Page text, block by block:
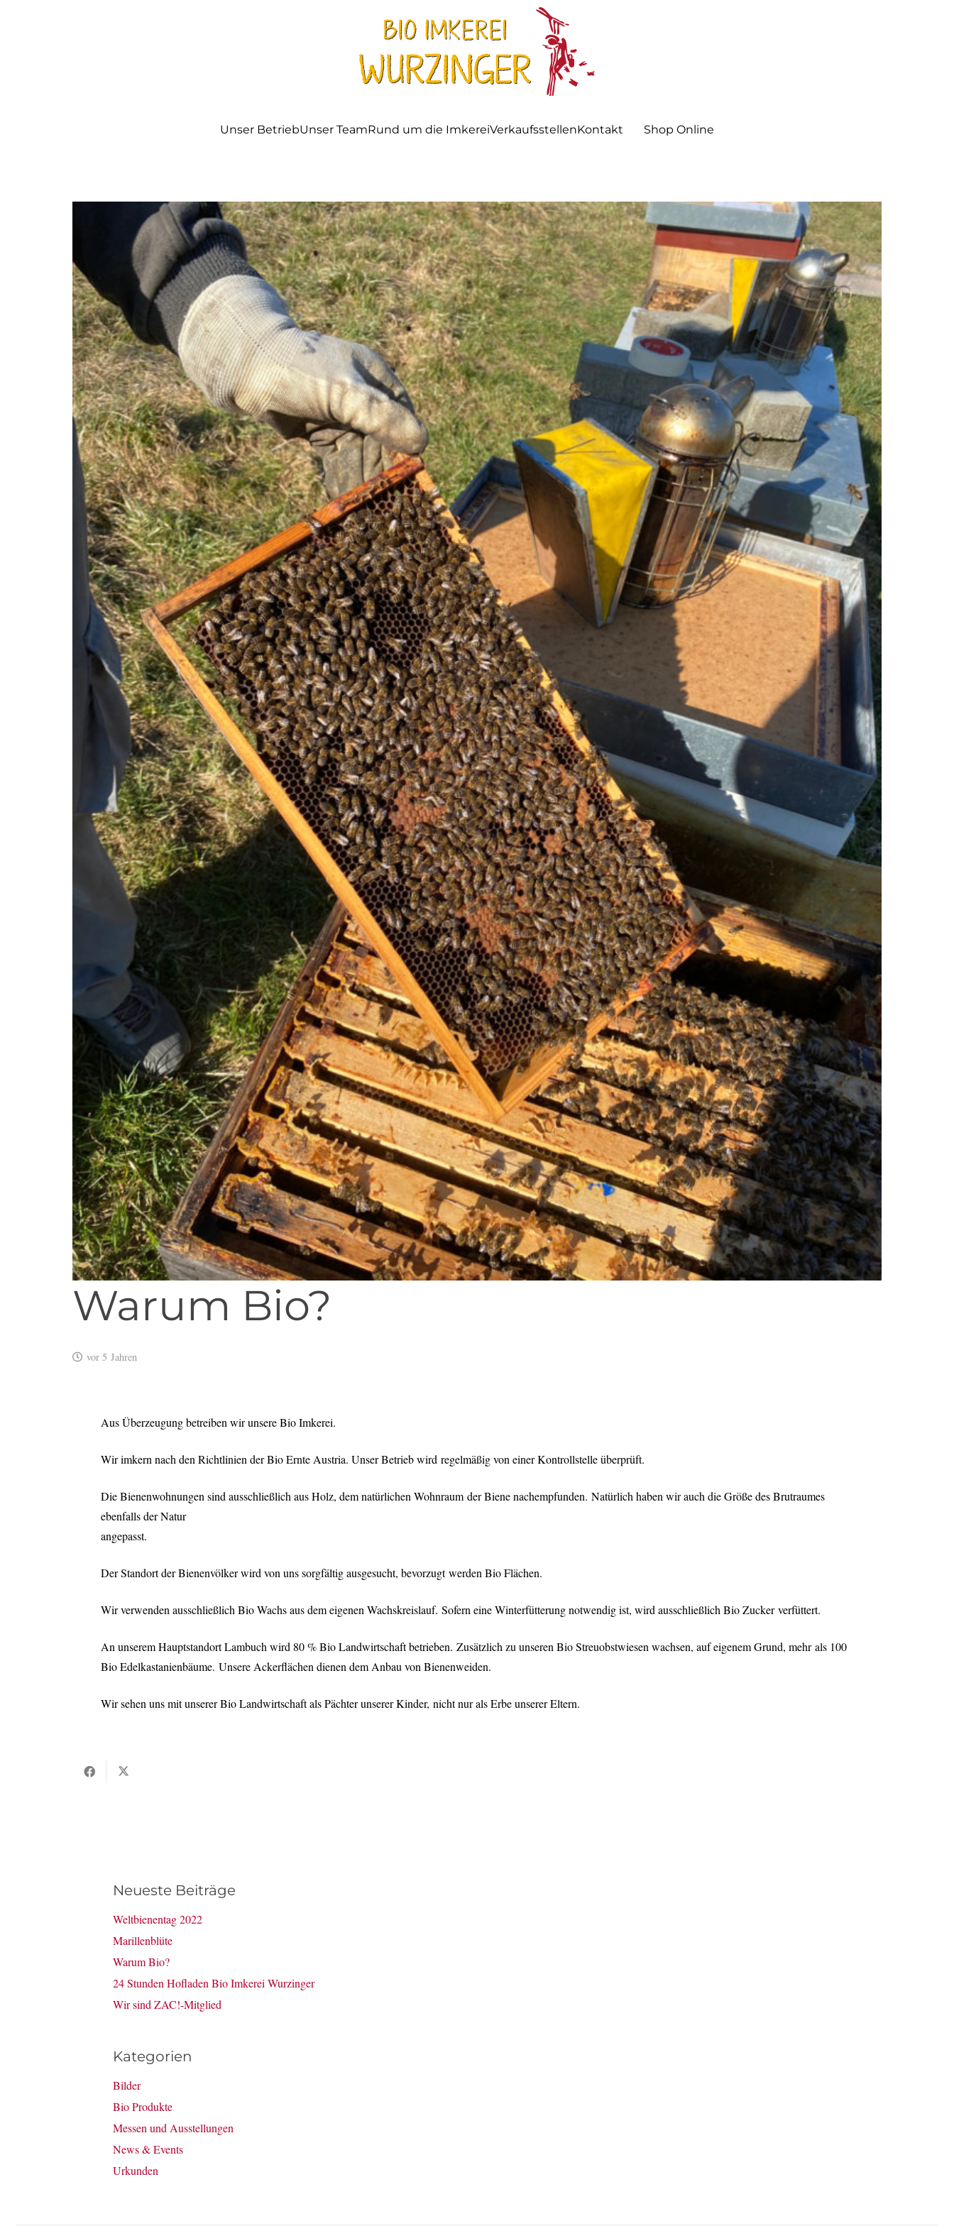
Unser BetriebUnser TeamRund um die ImkereiVerkaufsstellenKontakt Shop Online
Warum Bio?
vor 5 Jahren
Aus Überzeugung betreiben wir unsere Bio Imkerei.
Wir imkern nach den Richtlinien der Bio Ernte Austria. Unser Betrieb wird regelmäßig von einer Kontrollstelle überprüft.
Die Bienenwohnungen sind ausschließlich aus Holz, dem natürlichen Wohnraum der Biene nachempfunden. Natürlich haben wir auch die Größe des Brutraumes
ebenfalls der Natur
angepasst.
Der Standort der Bienenvölker wird von uns sorgfältig ausgesucht, bevorzugt werden Bio Flächen.
Wir verwenden ausschließlich Bio Wachs aus dem eigenen Wachskreislauf. Sofern eine Winterfütterung notwendig ist, wird ausschließlich Bio Zucker verfüttert.
An unserem Hauptstandort Lambuch wird 80 % Bio Landwirtschaft betrieben. Zusätzlich zu unseren Bio Streuobstwiesen wachsen, auf eigenem Grund, mehr als 100
Bio Edelkastanienbäume. Unsere Ackerflächen dienen dem Anbau von Bienenweiden.
Wir sehen uns mit unserer Bio Landwirtschaft als Pächter unserer Kinder, nicht nur als Erbe unserer Eltern.
Neueste Beiträge
Weltbienentag 2022
Marillenblüte
Warum Bio?
24 Stunden Hofladen Bio Imkerei Wurzinger
Wir sind ZAC!-Mitglied
Kategorien
Bilder
Bio Produkte
Messen und Ausstellungen
News & Events
Urkunden